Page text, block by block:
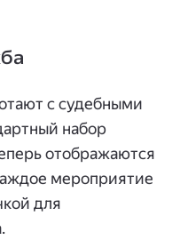
с судебными
набор
отображаются
мероприятие
для